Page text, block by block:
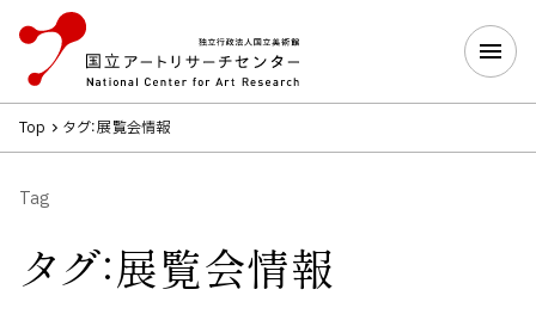
Top タグ：展覧会情報
Tag
タグ：展覧会情報